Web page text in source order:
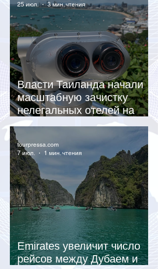
Власти Таиланда начали
масштабную зачистку
нелегальных отелей на
Пхукете
25 июл.
3 мин. чтения
Emirates увеличит число
рейсов между Дубаем и
tourpressa.com
7 июл.
1 мин. чтения